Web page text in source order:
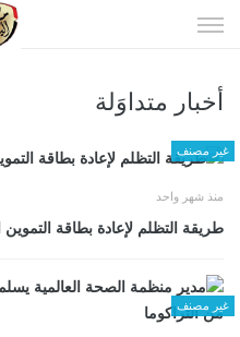
الى
أخبار متداوَلة
غير مصنف
منذ شهر واحد
طريقة التظلم لإعادة بطاقة
غير مصنف